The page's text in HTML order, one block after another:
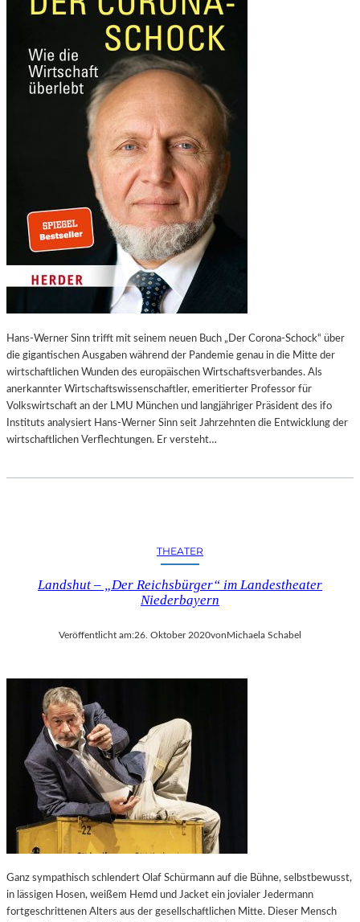
Hans-Werner Sinn trifft mit seinem neuen Buch „Der Corona-Schock“ über
die gigantischen Ausgaben während der Pandemie genau in die Mitte der
wirtschaftlichen Wunden des europäischen Wirtschaftsverbandes. Als
anerkannter Wirtschaftswissenschaftler, emeritierter Professor für
Volkswirtschaft an der LMU München und langjähriger Präsident des ifo
Instituts analysiert Hans-Werner Sinn seit Jahrzehnten die Entwicklung der
wirtschaftlichen Verflechtungen. Er versteht…
THEATER
Landshut – „Der Reichsbürger“ im Landestheater
Niederbayern
Veröffentlicht am:26. Oktober 2020vonMichaela Schabel
Ganz sympathisch schlendert Olaf Schürmann auf die Bühne, selbstbewusst,
in lässigen Hosen, weißem Hemd und Jacket ein jovialer Jedermann
fortgeschrittenen Alters aus der gesellschaftlichen Mitte. Dieser Mensch